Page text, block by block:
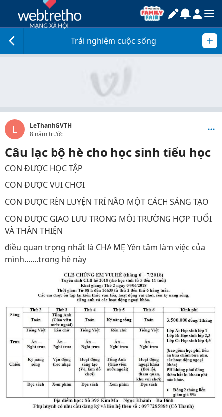
Trải nghiệm cuộc sống
L
LeThanhGVTH
8 năm trước
Câu lạc bộ hè cho học sinh tiểu học
CON ĐƯỢC HỌC TẬP
CON ĐƯỢC VUI CHƠI
CON ĐƯỢC RÈN LUYỆN TRÍ NÃO MỘT CÁCH SÁNG TẠO
CON ĐƯỢC GIAO LƯU TRONG MÔI TRƯỜNG HỢP TUỔI
VÀ THÂN THIỆN
điều quan trọng nhất là CHA MẸ Yên tâm làm việc của
mình.......trong hè này